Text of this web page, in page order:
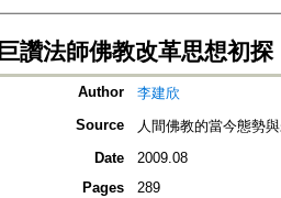
巨讚法師佛教改革思想初探
Author
李建欣
Source
人間佛教的當今態勢
Date
2009.08
Pages
289